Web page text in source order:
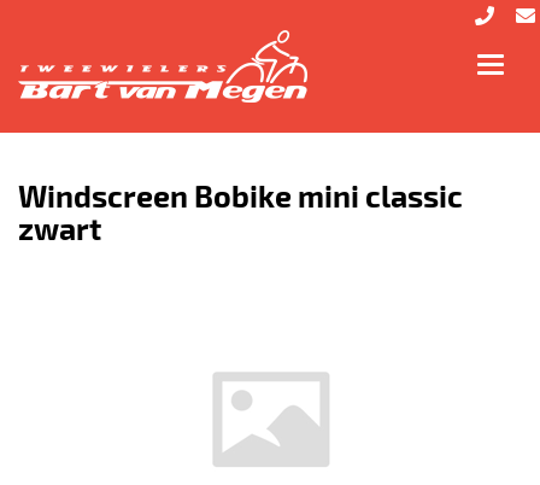
Windscreen Bobike mini classic
zwart